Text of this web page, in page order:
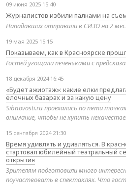
09 июня 2025 15:40
Журналистов избили палками на
Нападавших отправили в СИЗО на 2
19 мая 2025 15:15
Показываем, как в Красноярске
Гостей угощали печеньками с
18 декабря 2024 16:45
«Будет ажиотаж»: какие елки
елочных базарах и за какую цену
Sibnovosti.ru проехались по пяти
внимание, чтобы не купить
15 сентября 2024 21:30
Время удивлять и удивляться. В
стартовал юбилейный театральный
открытия
Зрителям подготовили много
поучаствовать в спектаклях. Что